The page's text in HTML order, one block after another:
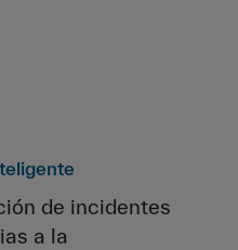
de incidentes
a la